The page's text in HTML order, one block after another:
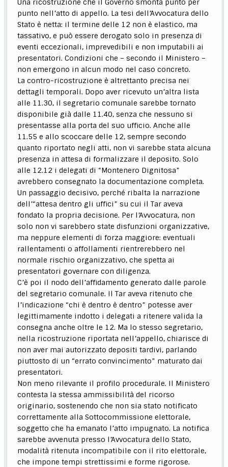
Una ricostruzione che il Governo smonta punto per
punto nell’atto di appello. La tesi dell’Avvocatura dello
Stato è netta: il termine delle 12 non è elastico, ma
tassativo, e può essere derogato solo in presenza di
eventi eccezionali, imprevedibili e non imputabili ai
presentatori. Condizioni che – secondo il Ministero –
non emergono in alcun modo nel caso concreto.
La contro-ricostruzione è altrettanto precisa nei
dettagli temporali. Dopo aver ricevuto un’altra lista
alle 11.30, il segretario comunale sarebbe tornato
disponibile già dalle 11.40, senza che nessuno si
presentasse alla porta del suo ufficio. Anche alle
11.55 e allo scoccare delle 12, sempre secondo
quanto riportato negli atti, non vi sarebbe stata alcuna
presenza in attesa di formalizzare il deposito. Solo
alle 12.12 i delegati di “Montenero Dignitosa”
avrebbero consegnato la documentazione completa.
Un passaggio decisivo, perché ribalta la narrazione
dell’“attesa dentro gli uffici” su cui il Tar aveva
fondato la propria decisione. Per l’Avvocatura, non
solo non vi sarebbero state disfunzioni organizzative,
ma neppure elementi di forza maggiore: eventuali
rallentamenti o affollamenti rientrerebbero nel
normale rischio organizzativo, che spetta ai
presentatori governare con diligenza.
C’è poi il nodo dell’affidamento generato dalle parole
del segretario comunale. Il Tar aveva ritenuto che
l’indicazione “chi è dentro è dentro” potesse aver
legittimamente indotto i delegati a ritenere valida la
consegna anche oltre le 12. Ma lo stesso segretario,
nella ricostruzione riportata nell’appello, chiarisce di
non aver mai autorizzato depositi tardivi, parlando
piuttosto di un “errato convincimento” maturato dai
presentatori.
Non meno rilevante il profilo procedurale. Il Ministero
contesta la stessa ammissibilità del ricorso
originario, sostenendo che non sia stato notificato
correttamente alla Sottocommissione elettorale,
soggetto che ha emanato l’atto impugnato. La notifica
sarebbe avvenuta presso l’Avvocatura dello Stato,
modalità ritenuta incompatibile con il rito elettorale,
che impone tempi strettissimi e forme rigorose.